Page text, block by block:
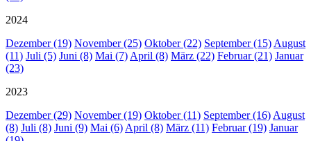
2024
Dezember (19) November (25) Oktober (22) September (15)August
(11) Juli (5) Juni (8) Mai (7)April (8) März (22) Februar (21) Januar
(23)
2023
Dezember (29) November (19) Oktober (11) September (16)August
(8) Juli (8) Juni (9) Mai (6)April (8) März (11) Februar (19) Januar